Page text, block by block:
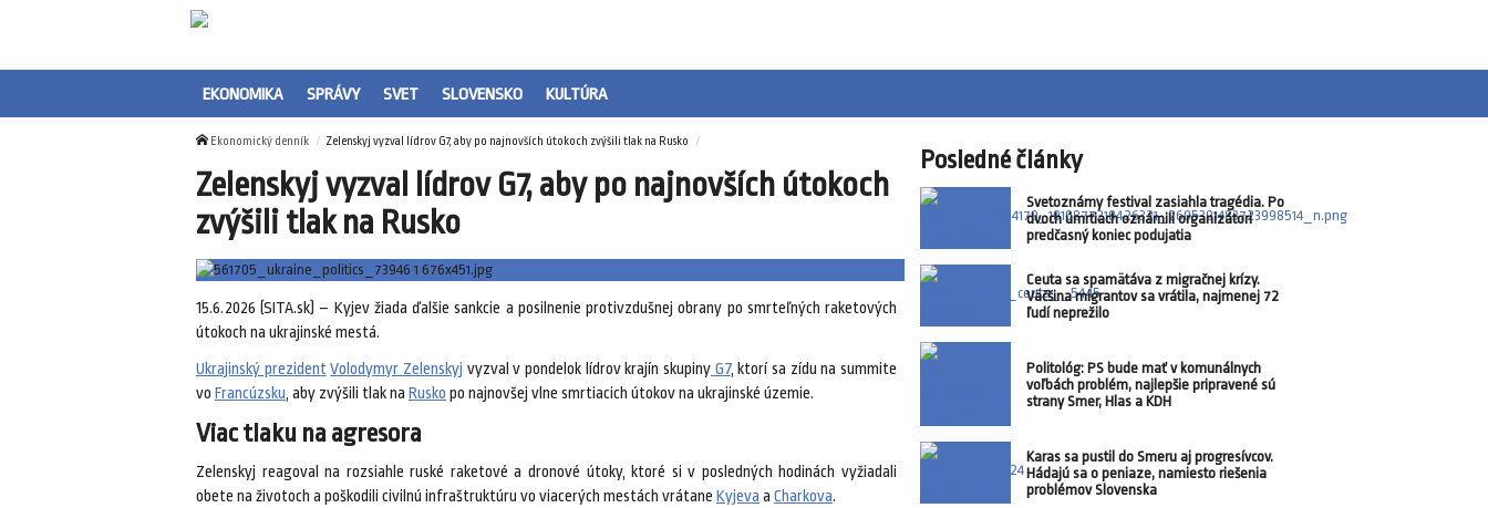
EKONOMIKA SPRÁVY SVET SLOVENSKO KULTÚRA
Ekonomický denník Zelenskyj vyzval lídrov G7, aby po najnovších útokoch zvýšili tlak na Rusko
Zelenskyj vyzval lídrov G7, aby po najnovších útokoch
zvýšili tlak na Rusko
15.6.2026 (SITA.sk) – Kyjev žiada ďalšie sankcie a posilnenie protivzdušnej obrany po smrteľných raketových
útokoch na ukrajinské mestá.
Ukrajinský prezident Volodymyr Zelenskyj vyzval v pondelok lídrov krajín skupiny G7, ktorí sa zídu na summite
vo Francúzsku, aby zvýšili tlak na Rusko po najnovšej vlne smrtiacich útokov na ukrajinské územie.
Viac tlaku na agresora
Zelenskyj reagoval na rozsiahle ruské raketové a dronové útoky, ktoré si v posledných hodinách vyžiadali
obete na životoch a poškodili civilnú infraštruktúru vo viacerých mestách vrátane Kyjeva a Charkova.
Posledné články
Svetoznámy festival zasiahla tragédia. Po
dvoch úmrtiach oznámili organizátori
predčasný koniec podujatia
Ceuta sa spamätáva z migračnej krízy.
Väčšina migrantov sa vrátila, najmenej 72
ľudí neprežilo
Politológ: PS bude mať v komunálnych
voľbách problém, najlepšie pripravené sú
strany Smer, Hlas a KDH
Karas sa pustil do Smeru aj progresívcov.
Hádajú sa o peniaze, namiesto riešenia
problémov Slovenska